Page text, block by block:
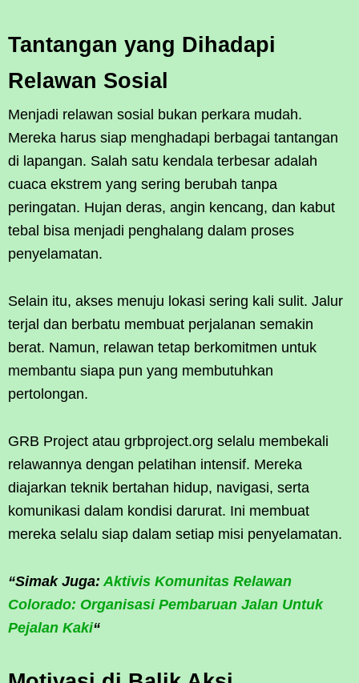
Tantangan yang Dihadapi
Relawan Sosial
Menjadi relawan sosial bukan perkara mudah.
Mereka harus siap menghadapi berbagai tantangan
di lapangan. Salah satu kendala terbesar adalah
cuaca ekstrem yang sering berubah tanpa
peringatan. Hujan deras, angin kencang, dan kabut
tebal bisa menjadi penghalang dalam proses
penyelamatan.
Selain itu, akses menuju lokasi sering kali sulit. Jalur
terjal dan berbatu membuat perjalanan semakin
berat. Namun, relawan tetap berkomitmen untuk
membantu siapa pun yang membutuhkan
pertolongan.
GRB Project atau grbproject.org selalu membekali
relawannya dengan pelatihan intensif. Mereka
diajarkan teknik bertahan hidup, navigasi, serta
komunikasi dalam kondisi darurat. Ini membuat
mereka selalu siap dalam setiap misi penyelamatan.
“Simak Juga: Aktivis Komunitas Relawan
Colorado: Organisasi Pembaruan Jalan Untuk
Pejalan Kaki“